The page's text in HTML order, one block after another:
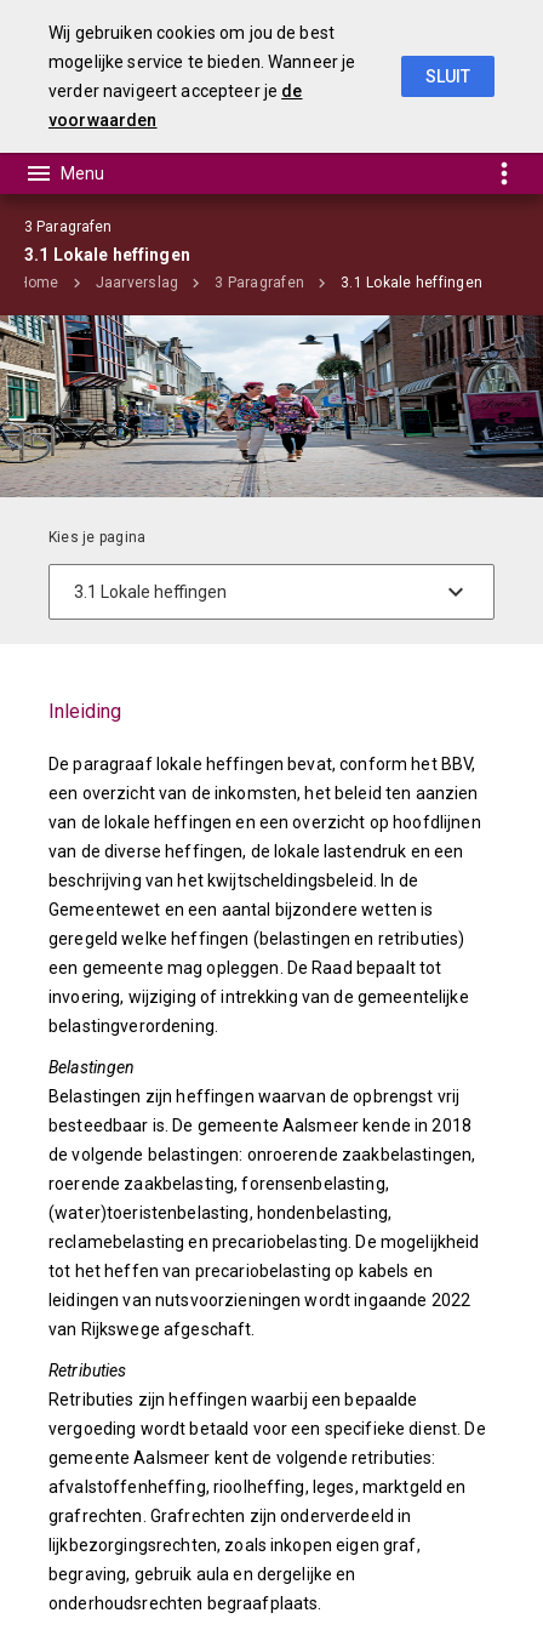
3 Paragrafen
3.1 Lokale heffingen
Home Jaarverslag 3 Paragrafen 3.1 Lokale heffingen
Inleiding
De paragraaf lokale heffingen bevat, conform het BBV,
een overzicht van de inkomsten, het beleid ten aanzien
van de lokale heffingen en een overzicht op hoofdlijnen
van de diverse heffingen, de lokale lastendruk en een
beschrijving van het kwijtscheldingsbeleid. In de
Gemeentewet en een aantal bijzondere wetten is
geregeld welke heffingen (belastingen en retributies)
een gemeente mag opleggen. De Raad bepaalt tot
invoering, wijziging of intrekking van de gemeentelijke
belastingverordening.
Belastingen
Belastingen zijn heffingen waarvan de opbrengst vrij
besteedbaar is. De gemeente Aalsmeer kende in 2018
de volgende belastingen: onroerende zaakbelastingen,
roerende zaakbelasting, forensenbelasting,
(water)toeristenbelasting, hondenbelasting,
reclamebelasting en precariobelasting. De mogelijkheid
tot het heffen van precariobelasting op kabels en
leidingen van nutsvoorzieningen wordt ingaande 2022
van Rijkswege afgeschaft.
Retributies
Retributies zijn heffingen waarbij een bepaalde
vergoeding wordt betaald voor een specifieke dienst. De
gemeente Aalsmeer kent de volgende retributies:
afvalstoffenheffing, rioolheffing, leges, marktgeld en
grafrechten. Grafrechten zijn onderverdeeld in
lijkbezorgingsrechten, zoals inkopen eigen graf,
begraving, gebruik aula en dergelijke en
onderhoudsrechten begraafplaats.
Wij gebruiken cookies om jou de best
mogelijke service te bieden. Wanneer je
verder navigeert accepteer je de
voorwaarden
SLUIT